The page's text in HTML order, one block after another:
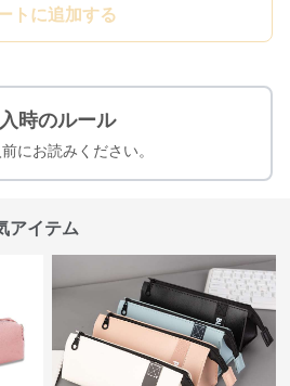
トに追加する
時のルール
にお読みください。
アイテム